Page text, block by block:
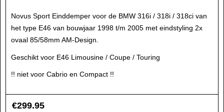
Novus Sport Einddemper voor de BMW 316i / 318i / 318ci van
het type E46 van bouwjaar 1998 t/m 2005 met eindstyling 2x
ovaal 85/58mm AM-Design.
Geschikt voor E46 Limousine / Coupe / Touring
!! niet voor Cabrio en Compact !!
€299.95